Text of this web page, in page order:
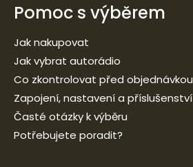
Pomoc s výběrem
Jak nakupovat
Jak vybrat autorádio
Co zkontrolovat před objednávkou
Zapojení, nastavení a příslušenství
Časté otázky k výběru
Potřebujete poradit?